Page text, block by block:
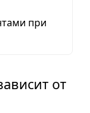
при
от